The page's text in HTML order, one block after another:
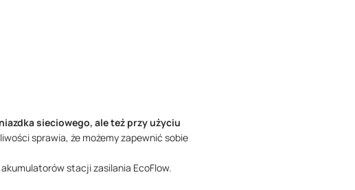
sieciowego, ale też przy użyciu
sprawia, że możemy zapewnić sobie
stacji zasilania EcoFlow.